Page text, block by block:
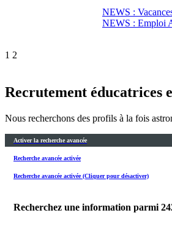
NEWS :
NEWS : Emploi
1 2
Recrutement éducatrices
Nous recherchons des profils à la fois
Activer la recherche avancée
Recherche avancée activée
Recherche avancée activée (Cliquer pour désactiver)
Recherchez une information parmi